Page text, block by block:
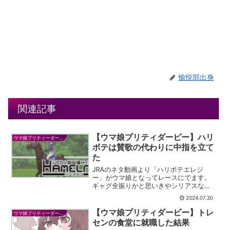
愉悦部出身
関連記事
【ウマ娘プリティダービー】ハリ
ボテは賛歌の代わりに中指を立て
た
JRAのネタ動画より「ハリボテエレジ
ー」がウマ娘となってレースにでます。
ギャグ全振りかと思いきやシリアスなの
2024.07.30
ウマ娘プリティーダービー
【ウマ娘プリティダービー】トレ
センの食堂に就職した結果